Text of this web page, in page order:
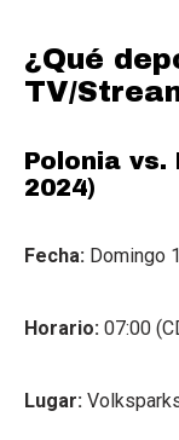
¿Qué
TV/
Polonia vs.
2024)
Fecha: Domingo
Horario: 07:00
Lugar: